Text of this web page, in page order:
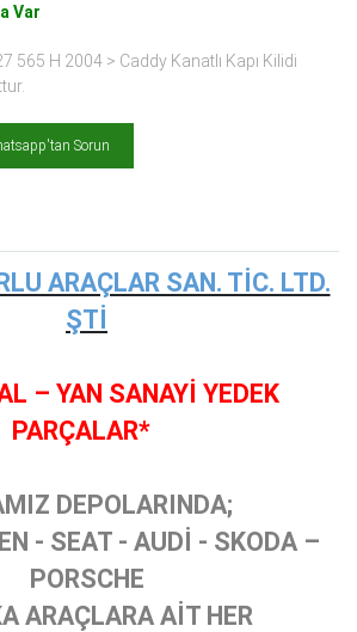
Var
565 H 2004 > Caddy Kanatlı Kapı Kilidi
Sorun
ARAÇLAR SAN. TİC. LTD.
ŞTİ
– YAN SANAYİ YEDEK
PARÇALAR*
DEPOLARINDA;
- SEAT - AUDİ - SKODA –
PORSCHE
ARAÇLARA AİT HER